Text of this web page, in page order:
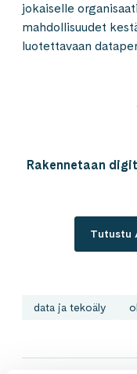
jokaiselle
mahdollisuudet
luotettavaan
Rakennetaan
Tutustu
data ja tekoäly